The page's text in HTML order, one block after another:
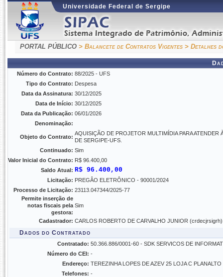
Universidade Federal de Sergipe
PORTAL PÚBLICO > Balancete de Contratos Vigentes > Detalhes
Número do Contrato: 88/2025 - UFS
Tipo do Contrato: Despesa
Data da Assinatura: 30/12/2025
Data de Início: 30/12/2025
Data da Publicação: 06/01/2026
Denominação:
Objeto do Contrato:
AQUISIÇÃO DE PROJETOR MULTIMÍDIA PARA
DE SERGIPE-UFS.
Continuado: Sim
Valor Inicial do Contrato: R$ 96.400,00
Saldo Atual: R$ 96.400,00
Licitação: PREGÂO ELETRÔNICO - 90001/2024
Processo de Licitação: 23113.047344/2025-77
Permite inserção de
notas fiscais pela
gestora:
Sim
Cadastrador: CARLOS ROBERTO DE CARVALHO JUNIOR (crdecjrsigrh)
Dados do Contratado
Contratado: 50.366.886/0001-60 - SDK SERVICOS DE
Número do CEI: -
Endereço: TEREZINHA LOPES DE AZEV 25 LOJA C PLANALTO
Telefones: -